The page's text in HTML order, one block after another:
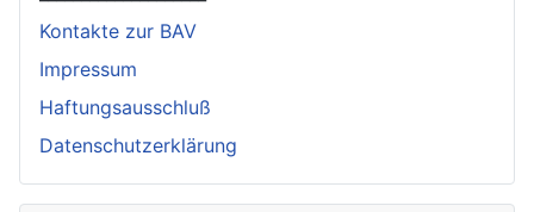
Kontakte zur BAV
Impressum
Haftungsausschluß
Datenschutzerklärung